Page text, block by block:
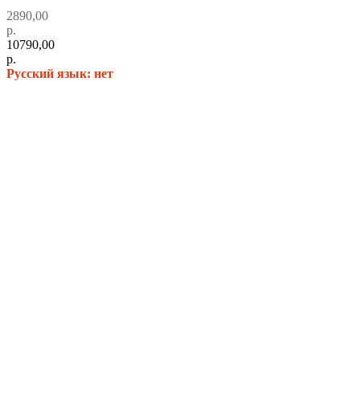
2890,00
р.
10790,00
р.
Русский язык: нет